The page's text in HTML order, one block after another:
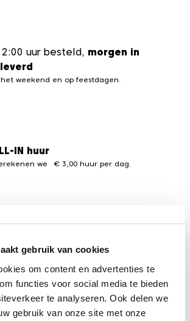
gebruik van cookies
om content en advertenties te
functies voor social media te bieden
te analyseren. Ook delen we
gebruik van onze site met onze
uur besteld, morgen in
weekend en op feestdagen.
IN huur
we € 3,00 huur per dag.
overzicht containervergunningen